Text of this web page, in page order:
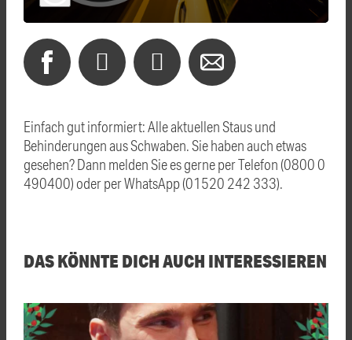
Einfach gut informiert: Alle aktuellen Staus und
Behinderungen aus Schwaben. Sie haben auch etwas
gesehen? Dann melden Sie es gerne per Telefon (0800 0
490400) oder per WhatsApp (01520 242 333).
DAS KÖNNTE DICH AUCH INTERESSIEREN